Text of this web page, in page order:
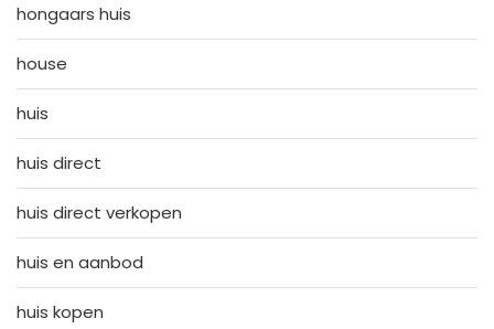
hongaars huis
house
huis
huis direct
huis direct verkopen
huis en aanbod
huis kopen